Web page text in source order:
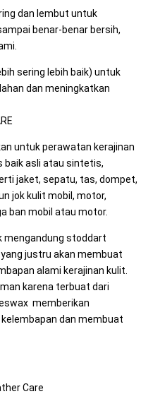
dan lembut untuk
benar-benar bersih,
sering lebih baik) untuk
dan meningkatkan
untuk perawatan kerajinan
baik asli atau sintetis,
jaket, sepatu, tas, dompet,
jok kulit mobil, motor,
ban mobil atau motor.
mengandung stoddart
justru akan membuat
alami kerajinan kulit.
karena terbuat dari
memberikan
dan membuat
Care